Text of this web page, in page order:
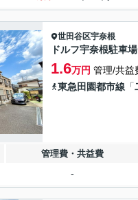
世田谷区宇奈根
ドルフ宇奈根駐車場
1.6万円 管理/共益
東急田園都市線 「
管理費・共益費
-